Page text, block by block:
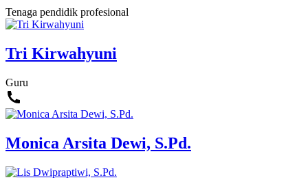
Tenaga pendidik profesional
Tri Kirwahyuni
Guru
Monica Arsita Dewi, S.Pd.